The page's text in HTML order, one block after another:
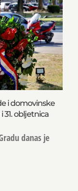
i domovinske
31. obljetnica
danas je